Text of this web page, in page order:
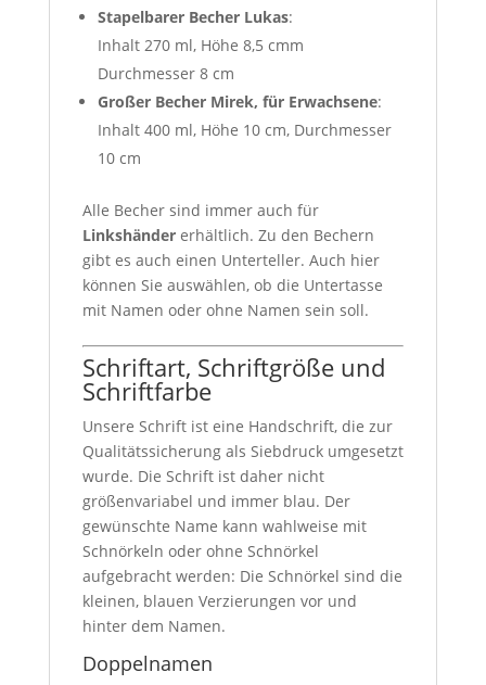
Stapelbarer Becher Lukas:
Inhalt 270 ml, Höhe 8,5 cmm
Durchmesser 8 cm
Großer Becher Mirek, für Erwachsene:
Inhalt 400 ml, Höhe 10 cm, Durchmesser
10 cm
Alle Becher sind immer auch für
Linkshändererhältlich. Zu den Bechern
gibt es auch einen Unterteller. Auch hier
können Sie auswählen, ob die Untertasse
mit Namen oder ohne Namen sein soll.
Schriftart, Schriftgröße und
Schriftfarbe
Unsere Schrift ist eine Handschrift, die zur
Qualitätssicherung als Siebdruck umgesetzt
wurde. Die Schrift ist daher nicht
größenvariabel und immer blau. Der
gewünschte Name kann wahlweise mit
Schnörkeln oder ohne Schnörkel
aufgebracht werden: Die Schnörkel sind die
kleinen, blauen Verzierungen vor und
hinter dem Namen.
Doppelnamen